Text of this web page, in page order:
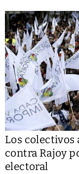
Los
contra Rajoy
electoral